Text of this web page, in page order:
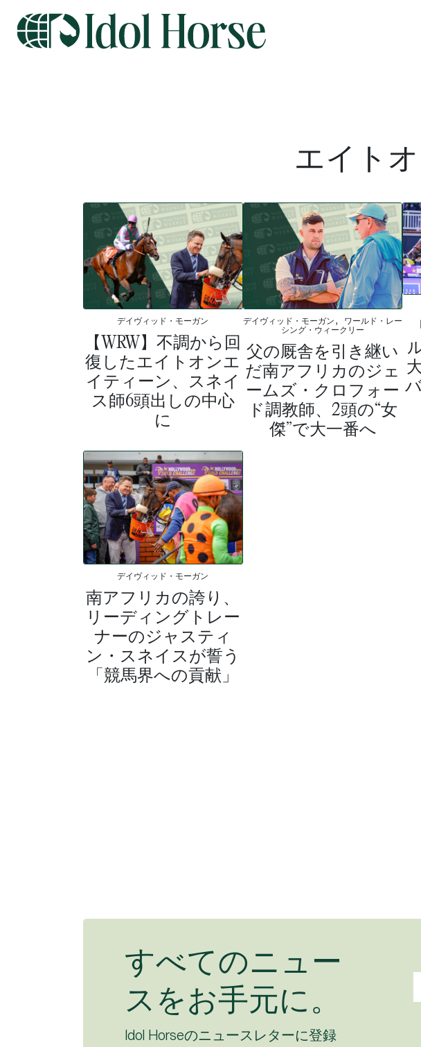
エイト
デイヴィッド・モーガン
【WRW】不調から回
復したエイトオンエ
イティーン、スネイ
ス師6頭出しの中心
に
デイヴィッド・モーガン, ワールド・レー
シング・ウィークリー
父の厩舎を引き継い
だ南アフリカのジェ
ームズ・クロフォー
ド調教師、2頭の“女
傑”で大一番へ
デイヴィッド・モーガン
南アフリカの誇り、
リーディングトレー
ナーのジャスティ
ン・スネイスが誓う
「競馬界への貢献」
すべてのニュー
スをお手元に。
Idol Horseのニュースレターに登録